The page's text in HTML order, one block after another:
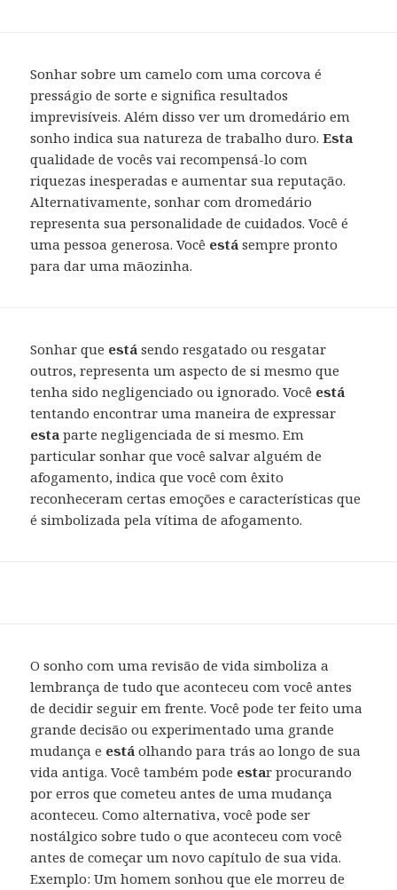
Sonhar sobre um camelo com uma corcova é
presságio de sorte e significa resultados
imprevisíveis. Além disso ver um dromedário em
sonho indica sua natureza de trabalho duro.Esta
qualidade de vocês vai recompensá-lo com
riquezas inesperadas e aumentar sua reputação.
Alternativamente, sonhar com dromedário
representa sua personalidade de cuidados. Você é
uma pessoa generosa. Você está sempre pronto
para dar uma mãozinha.
Sonhar que está sendo resgatado ou resgatar
outros, representa um aspecto de si mesmo que
tenha sido negligenciado ou ignorado. Você está
tentando encontrar uma maneira de expressar
esta parte negligenciada de si mesmo. Em
particular sonhar que você salvar alguém de
afogamento, indica que você com êxito
reconheceram certas emoções e características que
é simbolizada pela vítima de afogamento.
O sonho com uma revisão de vida simboliza a
lembrança de tudo que aconteceu com você antes
de decidir seguir em frente. Você pode ter feito uma
grande decisão ou experimentado uma grande
mudança e está olhando para trás ao longo de sua
vida antiga. Você também pode estar procurando
por erros que cometeu antes de uma mudança
aconteceu. Como alternativa, você pode ser
nostálgico sobre tudo o que aconteceu com você
antes de começar um novo capítulo de sua vida.
Exemplo: Um homem sonhou que ele morreu de